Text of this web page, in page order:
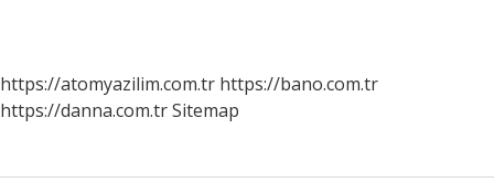
https://atomyazilim.com.tr https://bano.com.tr
https://danna.com.trSitemap